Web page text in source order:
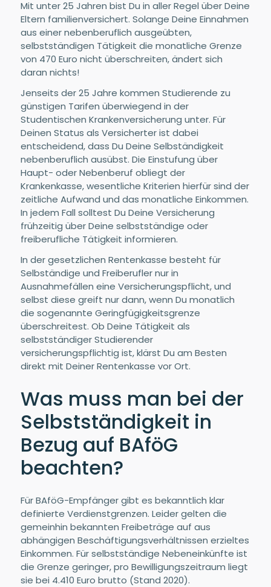
Mit unter 25 Jahren bist Du in aller Regel über Deine
Eltern familienversichert. Solange Deine Einnahmen
aus einer nebenberuflich ausgeübten,
selbstständigen Tätigkeit die monatliche Grenze
von 470 Euro nicht überschreiten, ändert sich
daran nichts!
Jenseits der 25 Jahre kommen Studierende zu
günstigen Tarifen überwiegend in der
Studentischen Krankenversicherung unter. Für
Deinen Status als Versicherter ist dabei
entscheidend, dass Du Deine Selbständigkeit
nebenberuflich ausübst. Die Einstufung über
Haupt- oder Nebenberuf obliegt der
Krankenkasse, wesentliche Kriterien hierfür sind der
zeitliche Aufwand und das monatliche Einkommen.
In jedem Fall solltest Du Deine Versicherung
frühzeitig über Deine selbstständige oder
freiberufliche Tätigkeit informieren.
In der gesetzlichen Rentenkasse besteht für
Selbständige und Freiberufler nur in
Ausnahmefällen eine Versicherungspflicht, und
selbst diese greift nur dann, wenn Du monatlich
die sogenannte Geringfügigkeitsgrenze
überschreitest. Ob Deine Tätigkeit als
selbstständiger Studierender
versicherungspflichtig ist, klärst Du am Besten
direkt mit Deiner Rentenkasse vor Ort.
Was muss man bei der
Selbstständigkeit in
Bezug auf BAföG
beachten?
Für BAföG-Empfänger gibt es bekanntlich klar
definierte Verdienstgrenzen. Leider gelten die
gemeinhin bekannten Freibeträge auf aus
abhängigen Beschäftigungsverhältnissen erzieltes
Einkommen. Für selbstständige Nebeneinkünfte ist
die Grenze geringer, pro Bewilligungszeitraum liegt
sie bei 4.410 Euro brutto (Stand 2020).